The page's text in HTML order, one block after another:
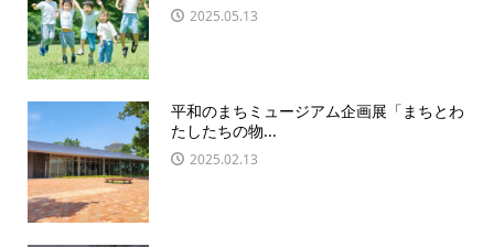
2025.05.13
平和のまちミュージアム企画展「まちとわ
たしたちの物...
2025.02.13